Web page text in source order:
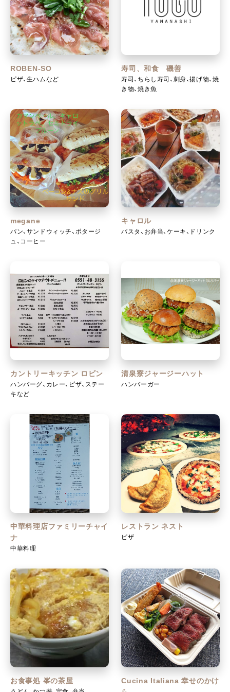
ROBEN-SO
ピザ、生ハムなど
寿司、和食 磯善
寿司、ちらし寿司、刺身、揚げ物、焼
き物、焼き魚
megane
パン、サンドウィッチ、ポタージ
ュ、コーヒー
キャロル
パスタ、お弁当、ケーキ、ドリンク
カントリーキッチン ロビン
ハンバーグ、カレー、ピザ、ステー
キなど
清泉寮ジャージーハット
ハンバーガー
中華料理店ファミリーチャイ
ナ
中華料理
レストラン ネスト
ピザ
お食事処 峯の茶屋
Cucina Italiana 幸せのかけ